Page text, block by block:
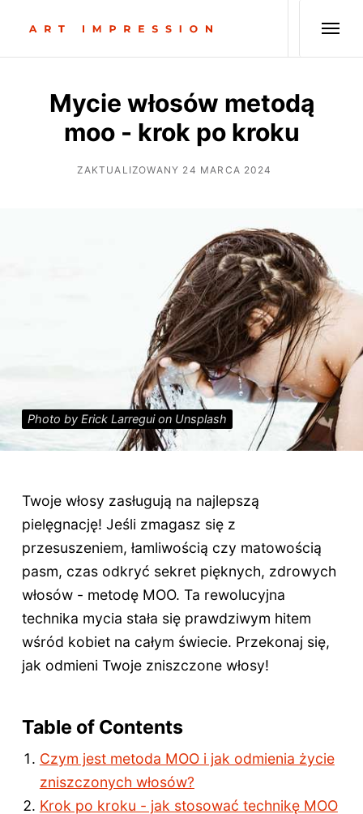
Mycie włosów metodą
moo - krok po kroku
ZAKTUALIZOWANY 24 MARCA 2024
Photo by Erick Larregui on Unsplash
Twoje włosy zasługują na najlepszą
pielęgnację! Jeśli zmagasz się z
przesuszeniem, łamliwością czy matowością
pasm, czas odkryć sekret pięknych, zdrowych
włosów - metodę MOO. Ta rewolucyjna
technika mycia stała się prawdziwym hitem
wśród kobiet na całym świecie. Przekonaj się,
jak odmieni Twoje zniszczone włosy!
Table of Contents
Czym jest metoda MOO i jak odmienia życie
zniszczonych włosów?
Krok po kroku - jak stosować technikę MOO